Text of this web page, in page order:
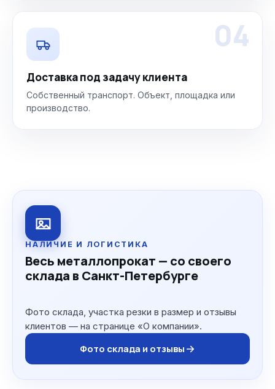
04
Доставка под задачу клиента
Собственный транспорт. Объект, площадка или
производство.
НАЛИЧИЕ И ЛОГИСТИКА
Весь металлопрокат — со своего
склада в Санкт-Петербурге
Фото склада, участка резки в размер и отзывы
клиентов — на странице «О компании».
Фото склада и отзывы